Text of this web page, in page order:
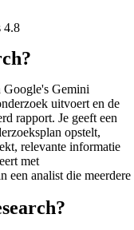
4.8
Google's Gemini
uitvoert en de
rapport. Je geeft een
opstelt,
relevante informatie
met
een analist die meerdere